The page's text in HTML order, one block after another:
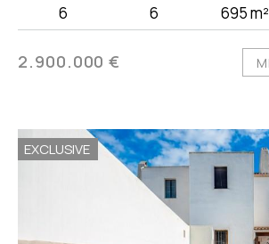
6 6 695 m²
2.900.000 €
EXCLUSIVE